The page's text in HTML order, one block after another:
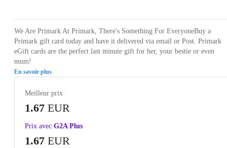
We Are Primark At Primark, There's Something For EveryoneBuy a
Primark gift card today and have it delivered via email or Post. Primark
eGift cards are the perfect last minute gift for her, your bestie or even
mum!
En savoir plus
Meilleur prix
1.67 EUR
Prix avec G2A Plus
1.67 EUR